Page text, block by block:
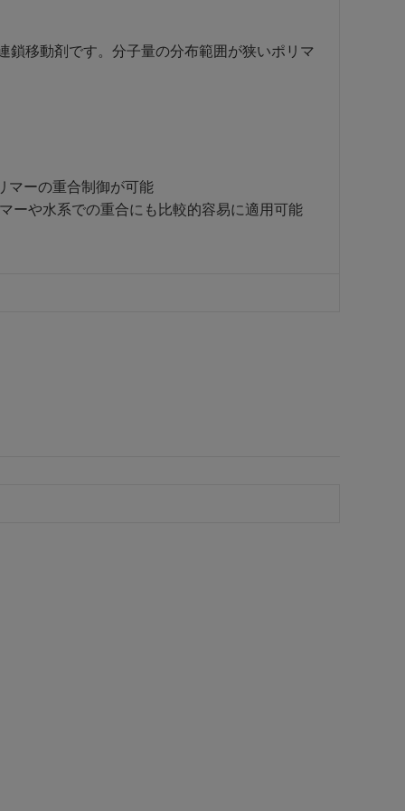
鎖移動剤です。分子量の分布範囲が狭いポリマ
マーの重合制御が可能
ーや水系での重合にも比較的容易に適用可能